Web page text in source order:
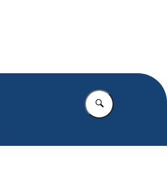
Vul in wat u